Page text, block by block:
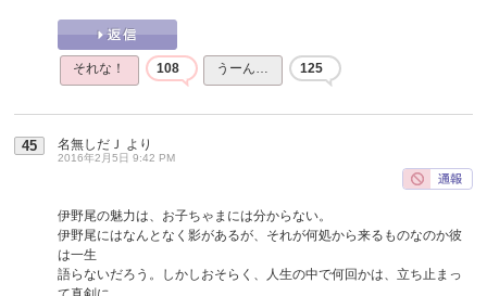
それな！ 108 うーん… 125
45 名無しだＪ より
2016年2月5日 9:42 PM
伊野尾の魅力は、お子ちゃまには分からない。
伊野尾にはなんとなく影があるが、それが何処から来るものなのか彼
は一生
語らないだろう。しかしおそらく、人生の中で何回かは、立ち止まっ